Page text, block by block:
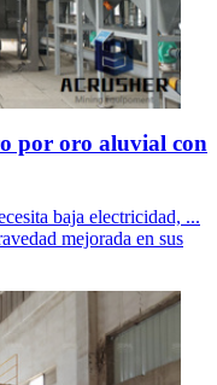
por oro aluvial con
baja electricidad, ...
mejorada en sus